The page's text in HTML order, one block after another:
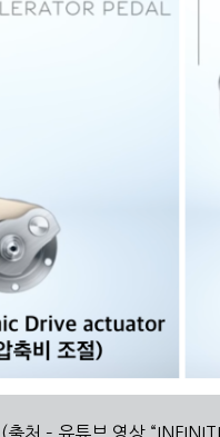
출처 – 유튜브 영상